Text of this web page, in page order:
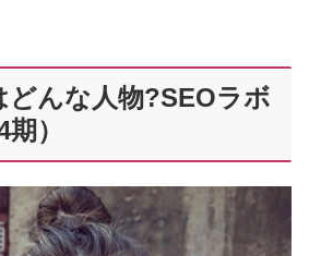
どんな人物?SEOラボ
）